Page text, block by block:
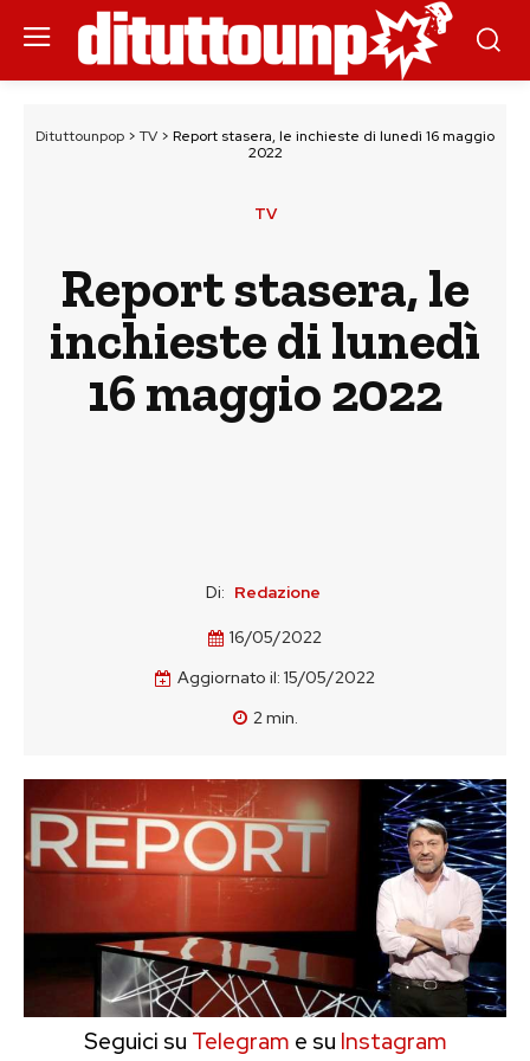
Dituttounpop > TV > Report stasera, le inchieste di lunedì 16 maggio
2022
TV
Report stasera, le
inchieste di lunedì
16 maggio 2022
Di: Redazione
16/05/2022
Aggiornato il: 15/05/2022
2min.
Seguici su Telegram e su Instagram